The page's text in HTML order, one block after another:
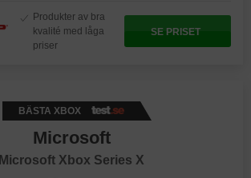
Produkter av bra
kvalité med låga
priser
SE PRISET
BÄSTA XBOX
Microsoft
Microsoft Xbox Series X